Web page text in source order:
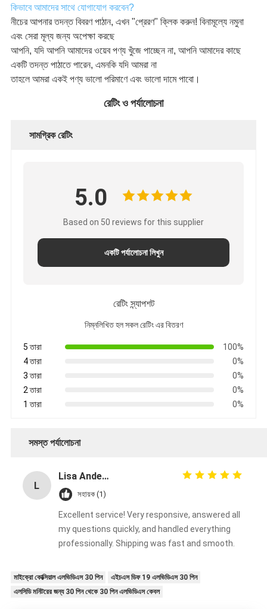
কিভাবে আমাদের সাথে যোগাযোগ করবেন?
নীচের আপনার তদন্ত বিবরণ পাঠান, এখন "প্রেরণ" ক্লিক করুন! বিনামূল্যে নমুনা
এবং সেরা মূল্য জন্য অপেক্ষা করছে
আপনি, যদি আপনি আমাদের ওয়েব পণ্য খুঁজে পাচ্ছেন না, আপনি আমাদের কাছে
একটি তদন্ত পাঠাতে পারেন, এমনকি যদি আমরা না
তাহলে আমরা একই পণ্য ভালো পরিমাণে এবং ভালো দামে পাবো।
রেটিং ও পর্যালোচনা
সামগ্রিক রেটিং
5.0
Based on 50 reviews for this supplier
একটি পর্যালোচনা লিখুন
রেটিং স্ন্যাপশট
নিম্নলিখিত হল সকল রেটিং এর বিতরণ
5 তারা
100%
4 তারা
0%
3 তারা
0%
2 তারা
0%
1 তারা
0%
সমস্ত পর্যালোচনা
L
Lisa Anderson
সহায়ক (1)
Excellent service! Very responsive, answered all
my questions quickly, and handled everything
professionally. Shipping was fast and smooth.
মাইক্রো কোক্সিয়াল এলভিডিএস 30 পিন
এইচএস ডিফ 19 এলভিডিএস 30 পিন
এলসিডি মনিটরের জন্য 30 পিন থেকে 30 পিন এলভিডিএস কেবল